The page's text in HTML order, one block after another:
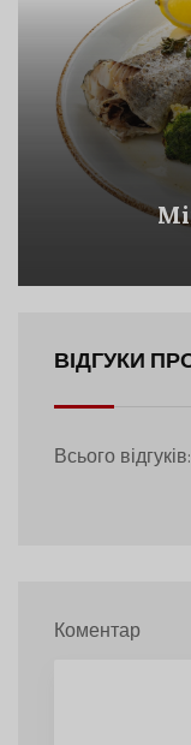
ВІДГУКИ
Всього відгуків:
Коментар